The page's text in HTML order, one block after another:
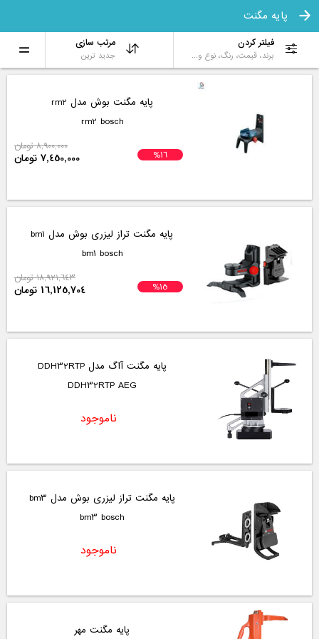
پایه مگنت
فیلتر کردن
برند، قیمت، رنگ، نوع و...
مرتب سازی
جدید ترین
پایه مگنت بوش مدل rm2
rm2 bosch
%16
8,900,000 تومان
7,450,000 تومان
پایه مگنت تراز لیزری بوش مدل bm1
bm1 bosch
%15
18,921,643 تومان
16,125,704 تومان
پایه مگنت آاگ مدل DDH32RTP
DDH32RTP AEG
ناموجود
پایه مگنت تراز لیزری بوش مدل bm3
bm3 bosch
ناموجود
پایه مگنت مهر